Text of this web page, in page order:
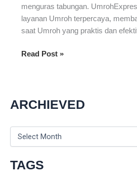
menguras tabungan.
layanan Umroh terpercaya,
saat Umroh yang praktis dan
8
Umroh
UmrohExpress.com
yang
Anda
Read Post »
ARCHIEVED
h
TAGS